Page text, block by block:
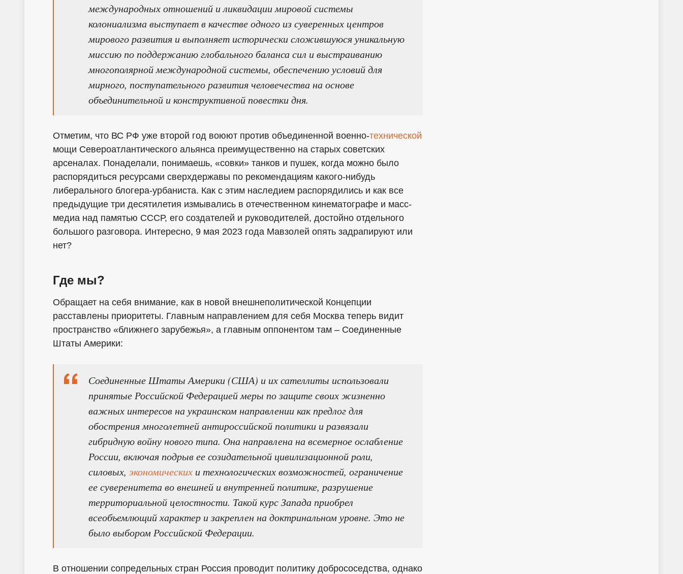
международных отношений и ликвидации мировой системы
колониализма выступает в качестве одного из суверенных центров
мирового развития и выполняет исторически сложившуюся уникальную
миссию по поддержанию глобального баланса сил и выстраиванию
многополярной международной системы, обеспечению условий для
мирного, поступательного развития человечества на основе
объединительной и конструктивной повестки дня.
Отметим, что ВС РФ уже второй год воюют против объединенной военно-технической
мощи Североатлантического альянса преимущественно на старых советских
арсеналах. Понаделали, понимаешь, «совки» танков и пушек, когда можно было
распорядиться ресурсами сверхдержавы по рекомендациям какого-нибудь
либерального блогера-урбаниста. Как с этим наследием распорядились и как все
предыдущие три десятилетия измывались в отечественном кинематографе и масс-
медиа над памятью СССР, его создателей и руководителей, достойно отдельного
большого разговора. Интересно, 9 мая 2023 года Мавзолей опять задрапируют или
нет?
Где мы?
Обращает на себя внимание, как в новой внешнеполитической Концепции
расставлены приоритеты. Главным направлением для себя Москва теперь видит
пространство «ближнего зарубежья», а главным оппонентом там – Соединенные
Штаты Америки:
Соединенные Штаты Америки (США) и их сателлиты использовали
принятые Российской Федерацией меры по защите своих жизненно
важных интересов на украинском направлении как предлог для
обострения многолетней антироссийской политики и развязали
гибридную войну нового типа. Она направлена на всемерное ослабление
России, включая подрыв ее созидательной цивилизационной роли,
силовых, экономических и технологических возможностей, ограничение
ее суверенитета во внешней и внутренней политике, разрушение
территориальной целостности. Такой курс Запада приобрел
всеобъемлющий характер и закреплен на доктринальном уровне. Это не
было выбором Российской Федерации.
В отношении сопредельных стран Россия проводит политику добрососедства, однако